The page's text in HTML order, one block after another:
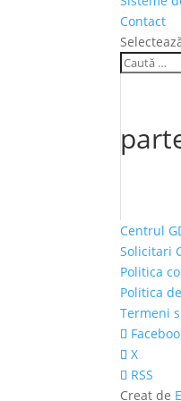
Contact
Centrul
Solicitari
Politica
Politica
Termeni
X
RSS
Creat de